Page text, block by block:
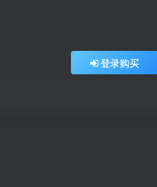
登录购买